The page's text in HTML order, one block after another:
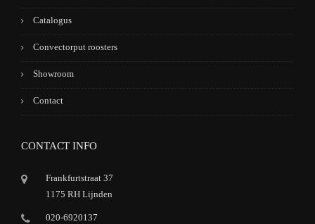
Catalogus
Convectorput roosters
Showroom
Contact
CONTACT INFO
Frankfurtstraat 37
1175 RH Lijnden
020-6920137